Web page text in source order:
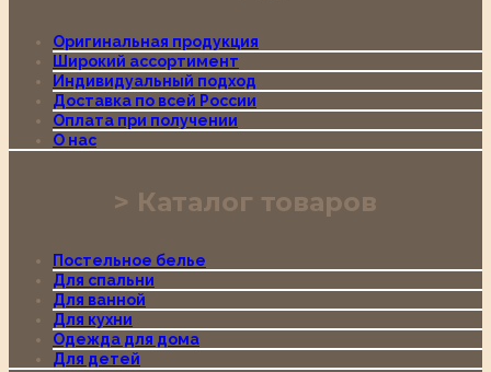
Оригинальная продукция
Широкий ассортимент
Индивидуальный подход
Доставка по всей России
Оплата при получении
О нас
Каталог товаров
Постельное белье
Для спальни
Для ванной
Для кухни
Одежда для дома
Для детей